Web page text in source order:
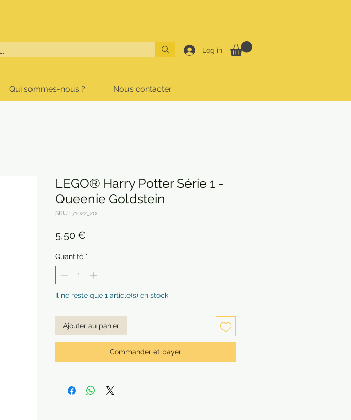
Log in
Qui sommes-nous ? Nous contacter
LEGO® Harry Potter Série 1 -
Queenie Goldstein
SKU : 71022_20
5,50 €
Quantité *
Il ne reste que 1 article(s) en stock
Ajouter au panier
Commander et payer